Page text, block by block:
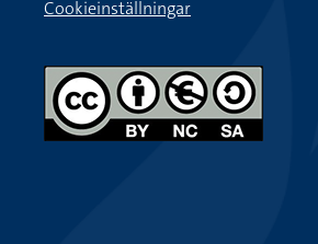
Cookieinställningar